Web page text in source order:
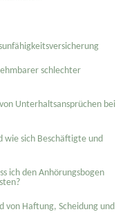
schlechter
Unterhaltsansprüchen bei
wie sich Beschäftigte und
ich den Anhörungsbogen
von Haftung, Scheidung und